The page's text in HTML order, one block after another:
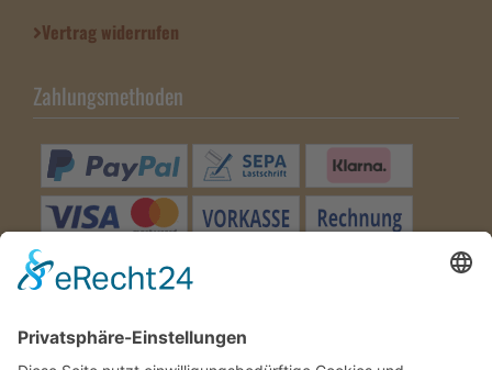
Vertrag widerrufen
Zahlungsmethoden
Besuchen Sie uns